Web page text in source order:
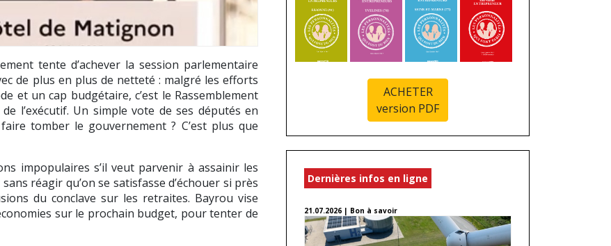
tente d’achever la session parlementaire
de plus en plus de netteté : malgré les efforts
et un cap budgétaire, c’est le Rassemblement
l’exécutif. Un simple vote de ses députés en
tomber le gouvernement ? C’est plus que
impopulaires s’il veut parvenir à assainir les
réagir qu’on se satisfasse d’échouer si près
du conclave sur les retraites. Bayrou vise
sur le prochain budget, pour tenter de
ACHETER
version PDF
Dernières infos en ligne
21.07.2026 | Bon à savoir